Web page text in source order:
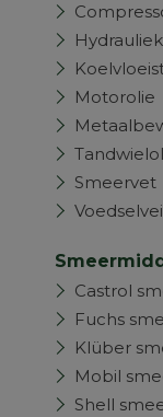
Motorolie
Smeervet
Castrol
Fuchs
Klüber
Mobil
Shell